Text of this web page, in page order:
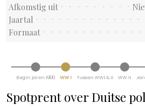
Afkomstig uit
Jaartal
Formaat
Begin jaren 1900 WW I Tussen WWI & II WW II
Spotprent over Duitse